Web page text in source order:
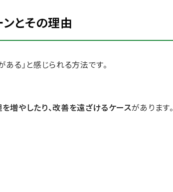
とその理由
る」と感じられる方法です。
増やしたり、改善を遠ざけるケースがあります。